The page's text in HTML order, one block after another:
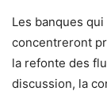
Les banques
concentreront
la refonte des
discussion, la